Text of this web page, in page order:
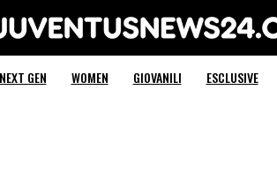
Juventus News 24
GEN WOMEN GIOVANILI ESCLUSIVE